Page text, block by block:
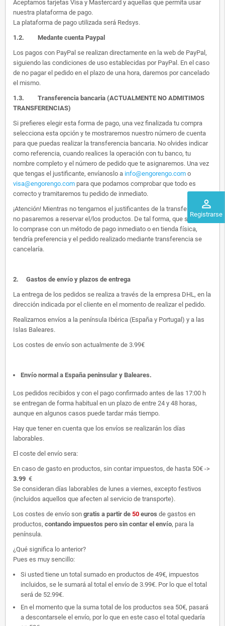
perm_identity
Registrarse
Aceptamos tarjetas Visa y Mastercard y aquellas que permita usar
nuestra plataforma de pago.
La plataforma de pago utilizada será Redsys.
1.2. Medante cuenta Paypal
Los pagos con PayPal se realizan directamente en la web de PayPal,
siguiendo las condiciones de uso establecidas por PayPal. En el caso
de no pagar el pedido en el plazo de una hora, daremos por cancelado
el mismo.
1.3. Transferencia bancaria (ACTUALMENTE NO ADMITIMOS
TRANSFERENCIAS)
Si prefieres elegir esta forma de pago, una vez finalizada tu compra
selecciona esta opción y te mostraremos nuestro número de cuenta
para que puedas realizar la transferencia bancaria. No olvides indicar
como referencia, cuando realices la operación con tu banco, tu
nombre completo y el número de pedido que te asignaremos. Una vez
que tengas el justificante, envíanoslo a info@engorengo.com o
visa@engorengo.com para que podamos comprobar que todo es
correcto y tramitaremos tu pedido de inmediato.
¡Atención! Mientras no tengamos el justificantes de la transferencia,
no pasaremos a reservar el/los productos. De tal forma, que si alguien
lo comprase con un método de pago inmediato o en tienda física,
tendría preferencia y el pedido realizado mediante transferencia se
cancelaría.
2. Gastos de envío y plazos de entrega
La entrega de los pedidos se realiza a través de la empresa DHL, en la
dirección indicada por el cliente en el momento de realizar el pedido.
Realizamos envíos a la península Ibérica (España y Portugal) y a las
Islas Baleares.
Los costes de envío son actualmente de 3.99€
Envío normal a España peninsular y Baleares.
Los pedidos recibidos y con el pago confirmado antes de las 17:00 h
se entregan de forma habitual en un plazo de entre 24 y 48 horas,
aunque en algunos casos puede tardar más tiempo.
Hay que tener en cuenta que los envíos se realizarán los días
laborables.
El coste del envío sera:
En caso de gasto en productos, sin contar impuestos, de hasta 50€ ->
3.99 €
Se consideran días laborables de lunes a viernes, excepto festivos
(incluidos aquellos que afecten al servicio de transporte).
Los costes de envío son gratis a partir de 50 euros de gastos en
productos, contando impuestos pero sin contar el envío, para la
península.
¿Qué significa lo anterior?
Pues es muy sencillo:
Si usted tiene un total sumado en productos de 49€, impuestos
incluidos, se le sumará al total el envío de 3.99€. Por lo que el total
será de 52.99€.
En el momento que la suma total de los productos sea 50€, pasará
a descontarsele el envío, por lo que en este caso el total quedaría